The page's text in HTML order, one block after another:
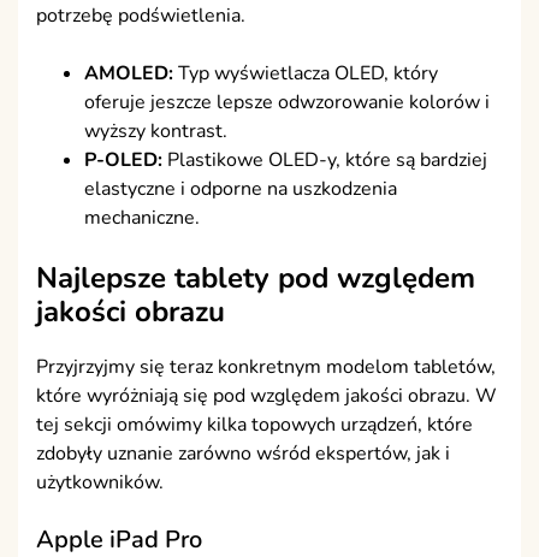
potrzebę podświetlenia.
AMOLED:Typ wyświetlacza OLED, który
oferuje jeszcze lepsze odwzorowanie kolorów i
wyższy kontrast.
P-OLED: Plastikowe OLED-y, które są bardziej
elastyczne i odporne na uszkodzenia
mechaniczne.
Najlepsze tablety pod względem
jakości obrazu
Przyjrzyjmy się teraz konkretnym modelom tabletów,
które wyróżniają się pod względem jakości obrazu. W
tej sekcji omówimy kilka topowych urządzeń, które
zdobyły uznanie zarówno wśród ekspertów, jak i
użytkowników.
Apple iPad Pro